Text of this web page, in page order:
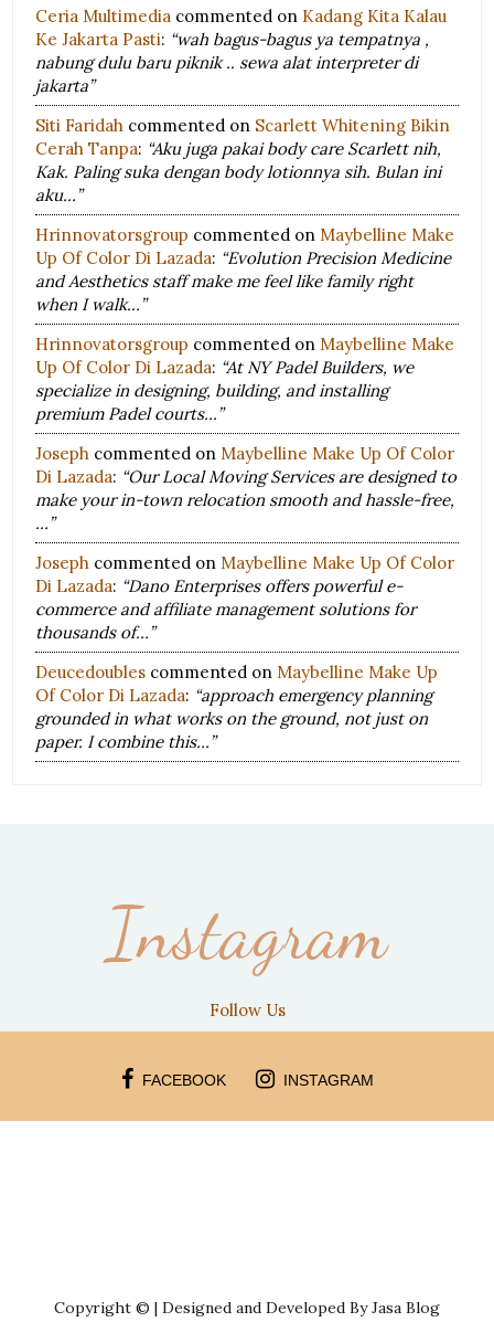
Ceria Multimedia commented on Kadang Kita Kalau
Ke Jakarta Pasti: “wah bagus-bagus ya tempatnya ,
nabung dulu baru piknik .. sewa alat interpreter di
jakarta”
Siti Faridah commented on Scarlett Whitening Bikin
Cerah Tanpa: “Aku juga pakai body care Scarlett nih,
Kak. Paling suka dengan body lotionnya sih. Bulan ini
aku…”
Hrinnovatorsgroup commented on Maybelline Make
Up Of Color Di Lazada: “Evolution Precision Medicine
and Aesthetics staff make me feel like family right
when I walk…”
Hrinnovatorsgroup commented on Maybelline Make
Up Of Color Di Lazada: “At NY Padel Builders, we
specialize in designing, building, and installing
premium Padel courts…”
Joseph commented on Maybelline Make Up Of Color
Di Lazada: “Our Local Moving Services are designed to
make your in-town relocation smooth and hassle-free,
…”
Joseph commented on Maybelline Make Up Of Color
Di Lazada: “Dano Enterprises offers powerful e-
commerce and affiliate management solutions for
thousands of…”
Deucedoubles commented on Maybelline Make Up
Of Color Di Lazada: “approach emergency planning
grounded in what works on the ground, not just on
paper. I combine this…”
Instagram
Follow Us
FACEBOOK INSTAGRAM
Copyright © | Designed and Developed By Jasa Blog